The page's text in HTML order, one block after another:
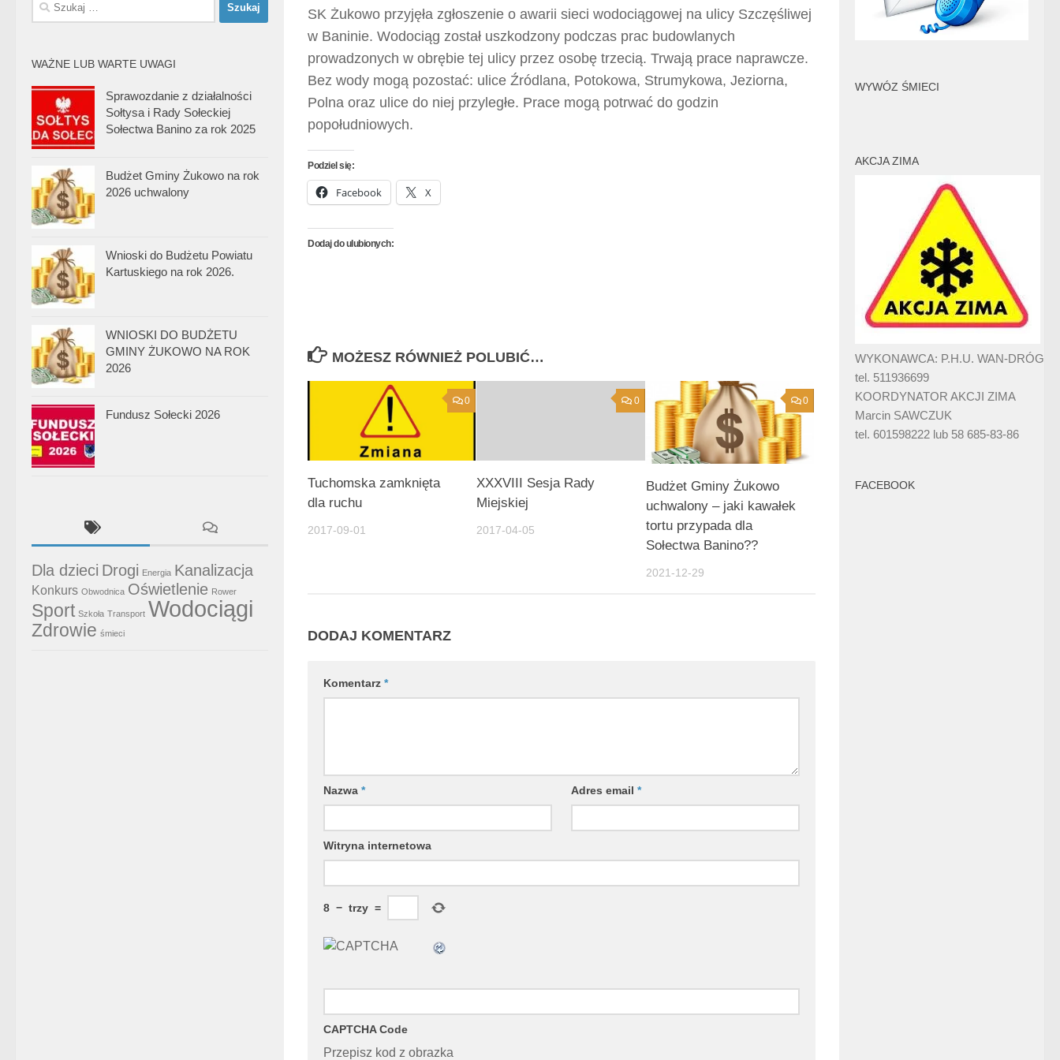
SK Żukowo przyjęła zgłoszenie o awarii sieci wodociągowej na ulicy Szczęśliwej
w Baninie. Wodociąg został uszkodzony podczas prac budowlanych
prowadzonych w obrębie tej ulicy przez osobę trzecią. Trwają prace naprawcze.
Bez wody mogą pozostać: ulice Źródlana, Potokowa, Strumykowa, Jeziorna,
Polna oraz ulice do niej przyległe. Prace mogą potrwać do godzin
popołudniowych.
Podziel się:
Facebook X
Dodaj do ulubionych:
MOŻESZ RÓWNIEŻ POLUBIĆ…
0
Tuchomska zamknięta
dla ruchu
2017-09-01
0
XXXVIII Sesja Rady
Miejskiej
2017-04-05
0
Budżet Gminy Żukowo
uchwalony – jaki kawałek
tortu przypada dla
Sołectwa Banino??
2021-12-29
DODAJ KOMENTARZ
Komentarz *
Nazwa * Adres email*
Witryna internetowa
8 − trzy =
CAPTCHA Code
Przepisz kod z obrazka
WAŻNE LUB WARTE UWAGI
Sprawozdanie z działalności
Sołtysa i Rady Sołeckiej
Sołectwa Banino za rok 2025
Budżet Gminy Żukowo na rok
2026 uchwalony
Wnioski do Budżetu Powiatu
Kartuskiego na rok 2026.
WNIOSKI DO BUDŻETU
GMINY ŻUKOWO NA ROK
2026
Fundusz Sołecki 2026
Dla dzieci Drogi Energia Kanalizacja
Konkurs Obwodnica Oświetlenie Rower
Sport Szkoła Transport Wodociągi
Zdrowie śmieci
WYWÓZ ŚMIECI
AKCJA ZIMA
WYKONAWCA: P.H.U. WAN-DRÓG
tel. 511936699
KOORDYNATOR AKCJI ZIMA
Marcin SAWCZUK
tel. 601598222 lub 58 685-83-86
FACEBOOK